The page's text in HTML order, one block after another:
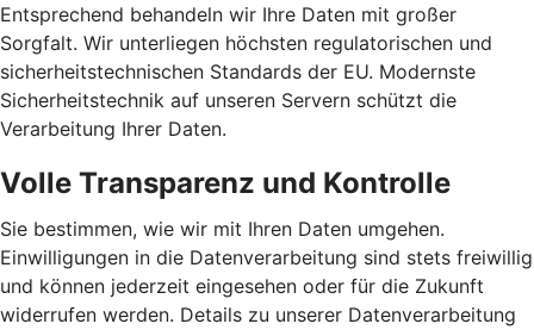
Entsprechend behandeln wir Ihre Daten mit großer
Sorgfalt. Wir unterliegen höchsten regulatorischen und
sicherheitstechnischen Standards der EU. Modernste
Sicherheitstechnik auf unseren Servern schützt die
Verarbeitung Ihrer Daten.
Volle Transparenz und Kontrolle
Sie bestimmen, wie wir mit Ihren Daten umgehen.
Einwilligungen in die Datenverarbeitung sind stets freiwillig
und können jederzeit eingesehen oder für die Zukunft
widerrufen werden. Details zu unserer Datenverarbeitung